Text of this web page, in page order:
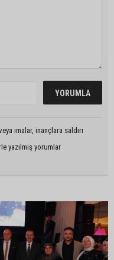
imalar, inançlara saldırı
yazılmış yorumlar